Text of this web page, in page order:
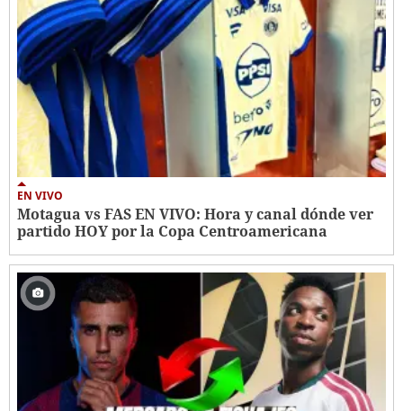
EN VIVO
Motagua vs FAS EN VIVO: Hora y canal dónde ver
partido HOY por la Copa Centroamericana